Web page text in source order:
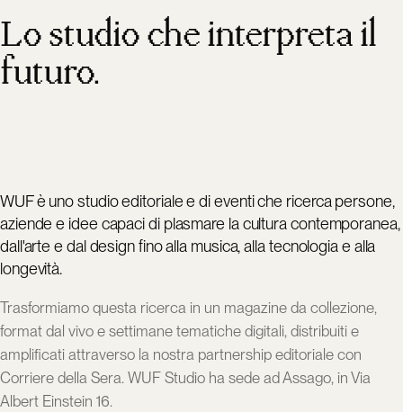
Lo studio che interpreta il
futuro.
WUF è uno studio editoriale e di eventi che ricerca persone,
aziende e idee capaci di plasmare la cultura contemporanea,
dall'arte e dal design fino alla musica, alla tecnologia e alla
longevità.
Trasformiamo questa ricerca in un magazine da collezione,
format dal vivo e settimane tematiche digitali, distribuiti e
amplificati attraverso la nostra partnership editoriale con
Corriere della Sera. WUF Studio ha sede ad Assago, in Via
Albert Einstein 16.